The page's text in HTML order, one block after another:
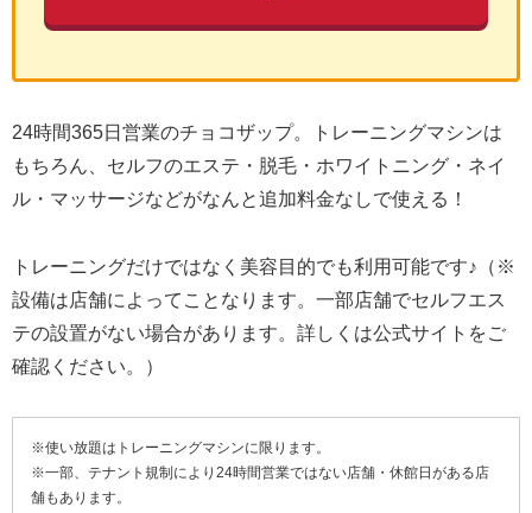
24時間365日営業のチョコザップ。トレーニングマシンは
もちろん、セルフのエステ・脱毛・ホワイトニング・ネイ
ル・マッサージなどがなんと追加料金なしで使える！
トレーニングだけではなく美容目的でも利用可能です♪（※
設備は店舗によってことなります。一部店舗でセルフエス
テの設置がない場合があります。詳しくは公式サイトをご
確認ください。）
※使い放題はトレーニングマシンに限ります。
※一部、テナント規制により24時間営業ではない店舗・休館日がある店
舗もあります。